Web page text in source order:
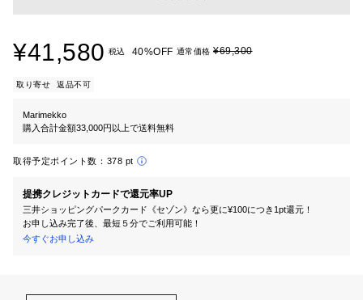
¥41,580 税込 40%OFF 通常価格 ¥69,300
取り寄せ 返品不可
Marimekko
購入合計金額33,000円以上で送料無料
取得予定ポイント数： 378 pt
提携クレジットカードで還元率UP
三井ショッピングパークカード《セゾン》なら更に¥100につき1pt還元！
お申し込み完了後、最短５分でご利用可能！
今すぐお申し込み